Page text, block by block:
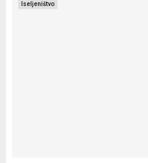
Iseljeništvo